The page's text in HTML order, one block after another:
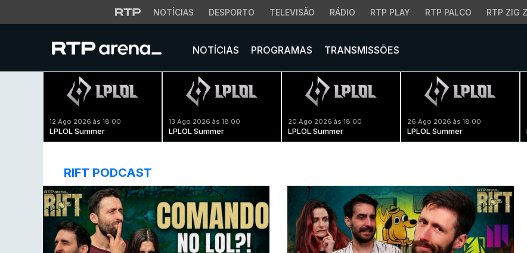
NOTÍCIAS DESPORTO TELEVISÃO RÁDIO RTP PLAY RTP PALCO RTP ZIG
NOTÍCIAS PROGRAMAS TRANSMISSÕES
12 Ago 2026 às 18:00
LPLOL Summer
13 Ago 2026 às 18:00
LPLOL Summer
20 Ago 2026 às 18:00
LPLOL Summer
26 Ago 2026 às 18:00
LPLOL Summer
RIFT PODCAST